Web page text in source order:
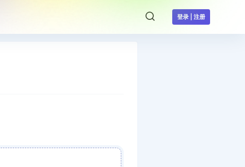
登录 | 注册